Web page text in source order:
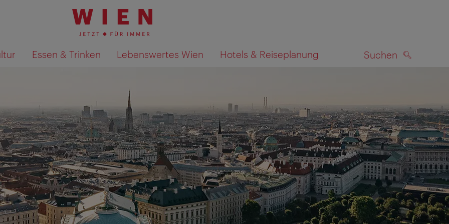
Essen & Trinken Lebenswertes Wien Hotels & Reiseplanung Suchen